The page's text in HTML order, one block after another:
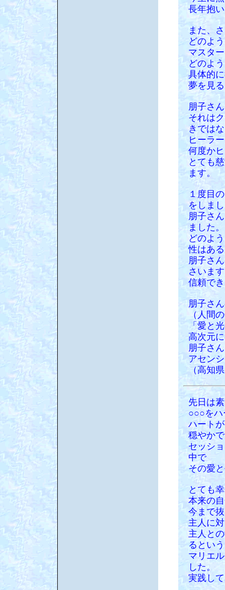
長年抱
また、
どのよ
マスタ
どのよ
具体的
夢を見
朋子さ
それは
きでは
ヒーラ
何度か
とても
ます。
１度目
をしま
朋子さ
ました。
どのよ
性はあ
朋子さ
さいま
信頼で
朋子さ
（人間
「愛と
高次元
朋子さ
アセン
（高知
先日は
○○○をハ
ハート
穏やか
セッシ
中で
その愛
とても
本来の
今まで
主人に
主人と
るという
マリエ
した。
実践し